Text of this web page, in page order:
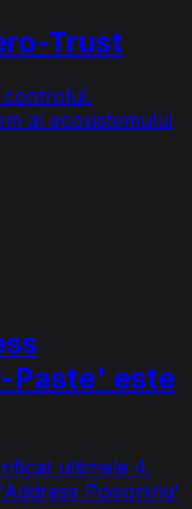
Trust
controlul.
al ecosistemului
Paste' este
ultimele 4.
Poisoning'